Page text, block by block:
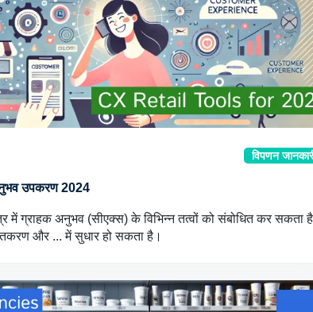
विपणन
उपकरण 2024
में ग्राहक अनुभव (सीएक्स) के विभिन्न तत्वों को संबोधित कर सकता
और ... में सुधार हो सकता है।